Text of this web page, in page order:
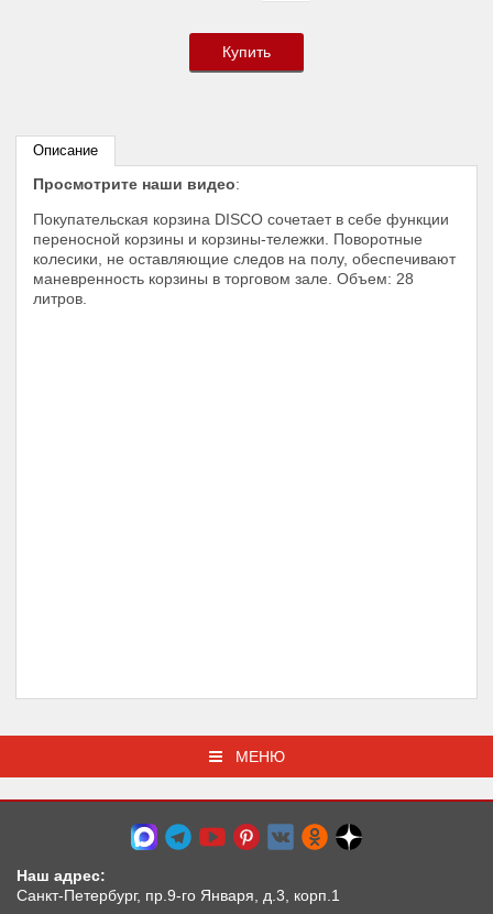
Купить
Описание
Просмотрите наши видео:
Покупательская корзина DISCO сочетает в себе функции
переносной корзины и корзины-тележки. Поворотные
колесики, не оставляющие следов на полу, обеспечивают
маневренность корзины в торговом зале. Объем: 28
литров.
МЕНЮ
Наш адрес:
Санкт-Петербург, пр.9-го Января, д.3, корп.1